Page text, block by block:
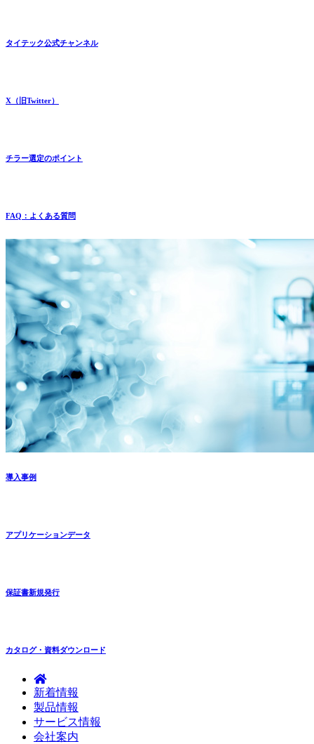
タイテック公式チャンネル
X（旧Twitter）
チラー選定のポイント
FAQ：よくある質問
導入事例
アプリケーションデータ
保証書新規発行
カタログ・資料ダウンロード
新着情報
製品情報
サービス情報
会社案内